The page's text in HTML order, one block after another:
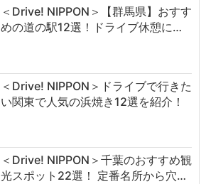
＜Drive! NIPPON＞【群馬県】おすす
めの道の駅12選！ドライブ休憩に…
＜Drive! NIPPON＞ドライブで行きた
い関東で人気の浜焼き12選を紹介！
＜Drive! NIPPON＞千葉のおすすめ観
光スポット22選！ 定番名所から穴…